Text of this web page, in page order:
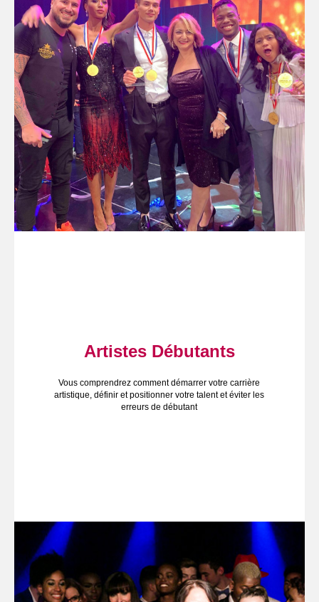
Artistes Débutants
Vous comprendrez comment démarrer votre carrière
artistique, définir et positionner votre talent et éviter les
erreurs de débutant